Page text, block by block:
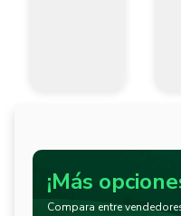
¡Más
Compara entre